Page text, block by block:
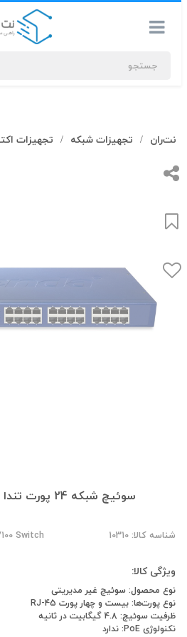
جستجوهای
شما
#کابل شبکه
بیشترین
جستجوهای
#کابل شبکه
نت‌ران تجهیزات شبکه تجهیزات
سوئیچ شبکه 24 پورت تندا مدل TEH2400M
شناسه کالا: 10310 Switch
ویژگی کالا:
نوع محصول: سوئیچ غیر مدیریتی
نوع پورت‌ها: بیست و چهار پورت RJ-45
ظرفیت سوئیچ: 4.8 گیگابیت در ثانیه
نکنولوژی PoE: ندارد